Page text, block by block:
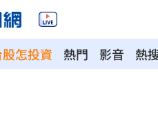
股怎投資 熱門 影音 熱